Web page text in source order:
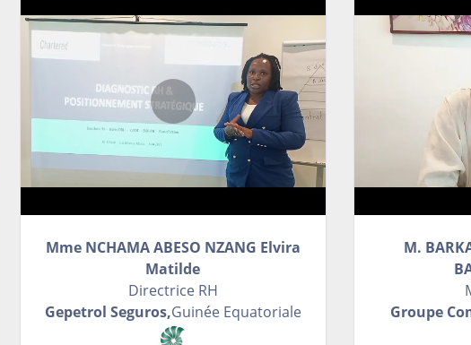
Mme NCHAMA ABESO NZANG Elvira
Matilde
Directrice RH
Gepetrol Seguros,Guinée Equatoriale
M.
Groupe